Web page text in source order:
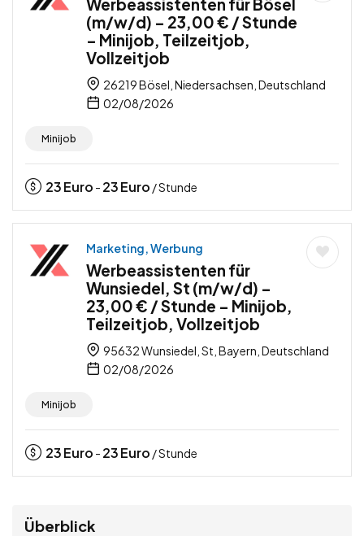
Werbeassistenten für Bösel
(m/w/d) – 23,00 € / Stunde
– Minijob, Teilzeitjob,
Vollzeitjob
26219 Bösel, Niedersachsen, Deutschland
02/08/2026
Minijob
23Euro - 23Euro / Stunde
Marketing, Werbung
Werbeassistenten für
Wunsiedel, St (m/w/d) –
23,00 € / Stunde – Minijob,
Teilzeitjob, Vollzeitjob
95632 Wunsiedel, St, Bayern, Deutschland
02/08/2026
Minijob
23Euro - 23Euro / Stunde
Überblick